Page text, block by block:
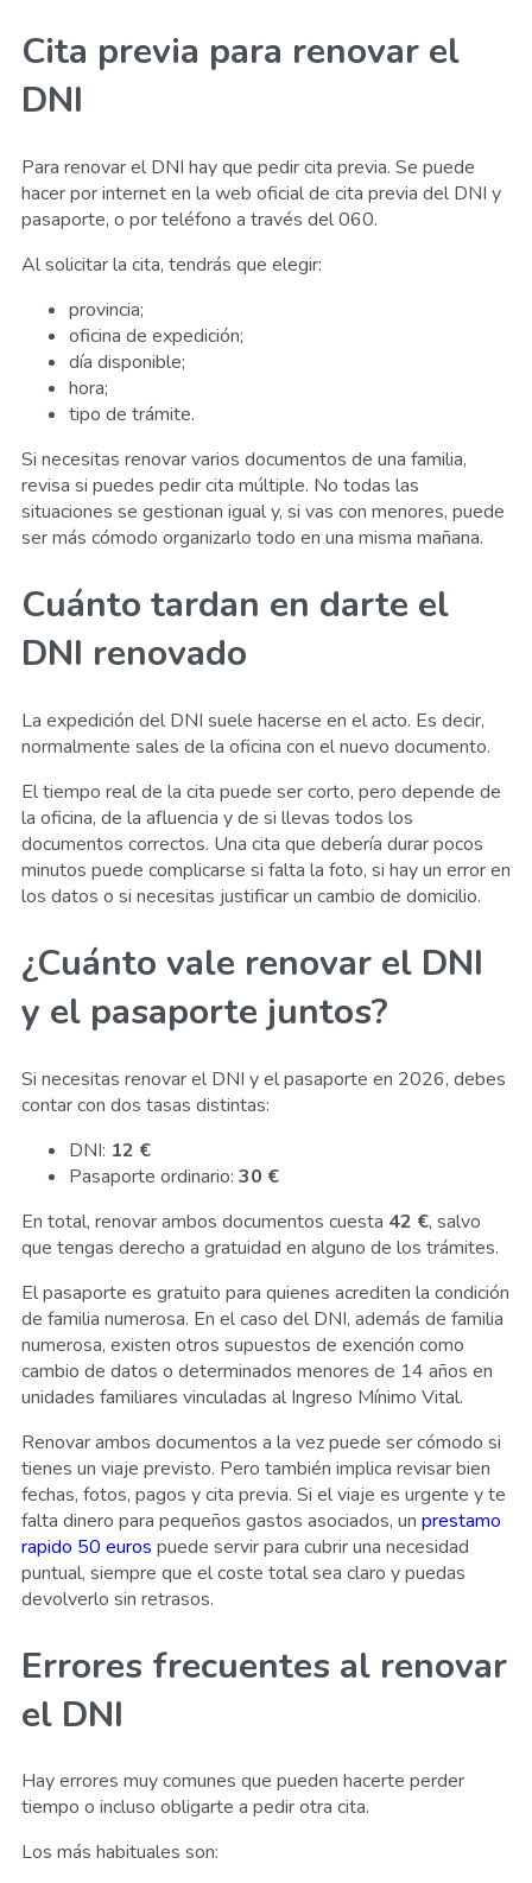
Cita previa para renovar el
DNI
Para renovar el DNI hay que pedir cita previa. Se puede
hacer por internet en la web oficial de cita previa del DNI y
pasaporte, o por teléfono a través del 060.
Al solicitar la cita, tendrás que elegir:
provincia;
oficina de expedición;
día disponible;
hora;
tipo de trámite.
Si necesitas renovar varios documentos de una familia,
revisa si puedes pedir cita múltiple. No todas las
situaciones se gestionan igual y, si vas con menores, puede
ser más cómodo organizarlo todo en una misma mañana.
Cuánto tardan en darte el
DNI renovado
La expedición del DNI suele hacerse en el acto. Es decir,
normalmente sales de la oficina con el nuevo documento.
El tiempo real de la cita puede ser corto, pero depende de
la oficina, de la afluencia y de si llevas todos los
documentos correctos. Una cita que debería durar pocos
minutos puede complicarse si falta la foto, si hay un error en
los datos o si necesitas justificar un cambio de domicilio.
¿Cuánto vale renovar el DNI
y el pasaporte juntos?
Si necesitas renovar el DNI y el pasaporte en 2026, debes
contar con dos tasas distintas:
DNI: 12 €
Pasaporte ordinario: 30 €
En total, renovar ambos documentos cuesta 42 €, salvo
que tengas derecho a gratuidad en alguno de los trámites.
El pasaporte es gratuito para quienes acrediten la condición
de familia numerosa. En el caso del DNI, además de familia
numerosa, existen otros supuestos de exención como
cambio de datos o determinados menores de 14 años en
unidades familiares vinculadas al Ingreso Mínimo Vital.
Renovar ambos documentos a la vez puede ser cómodo si
tienes un viaje previsto. Pero también implica revisar bien
fechas, fotos, pagos y cita previa. Si el viaje es urgente y te
falta dinero para pequeños gastos asociados, un prestamo
rapido 50 euros puede servir para cubrir una necesidad
puntual, siempre que el coste total sea claro y puedas
devolverlo sin retrasos.
Errores frecuentes al renovar
el DNI
Hay errores muy comunes que pueden hacerte perder
tiempo o incluso obligarte a pedir otra cita.
Los más habituales son: